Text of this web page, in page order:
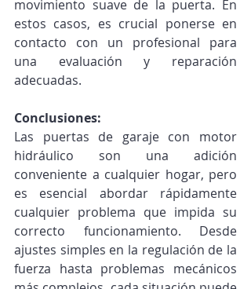
movimiento suave de la puerta. En
estos casos, es crucial ponerse en
contacto con un profesional para
una evaluación y reparación
adecuadas.
Conclusiones:
Las puertas de garaje con motor
hidráulico son una adición
conveniente a cualquier hogar, pero
es esencial abordar rápidamente
cualquier problema que impida su
correcto funcionamiento. Desde
ajustes simples en la regulación de la
fuerza hasta problemas mecánicos